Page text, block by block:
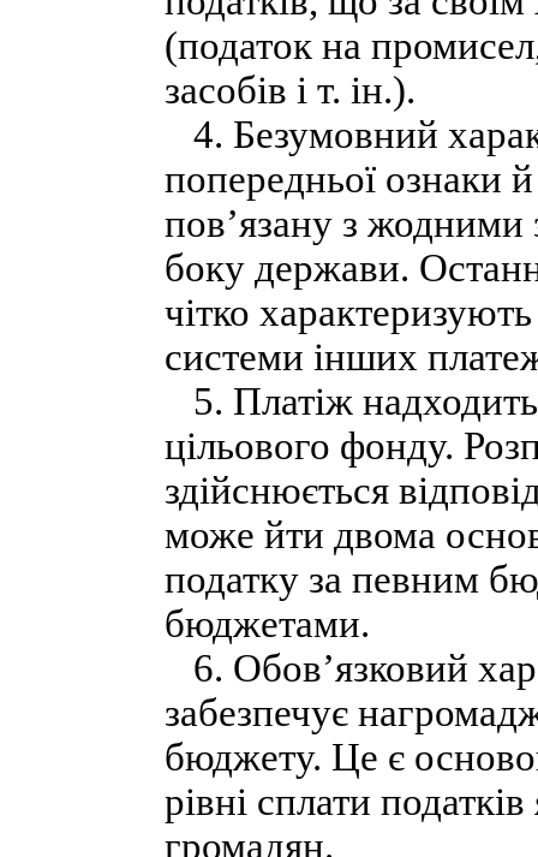
(податок на
засобів і т. ін.).
4. Безумовний
попередньої ознаки
пов’язану з жодними
боку держави.
чітко
системи інших
5. Платіж
цільового фонду.
здійснюється
може йти двома
податку за певним
бюджетами.
6. Обов’язковий
забезпечує
бюджету. Це є
рівні сплати
громадян.